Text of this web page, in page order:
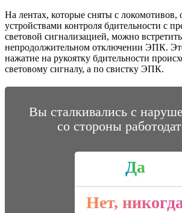
На лентах, которые сняты с локомотивов,
устройствами контроля бдительности с
световой сигнализацией, можно
непродолжительном отключении ЭПК.
нажатие на рукоятку бдительности
световому сигналу, а по свистку ЭПК.
Вы сталкивались с
со стороны
Да
Нет,